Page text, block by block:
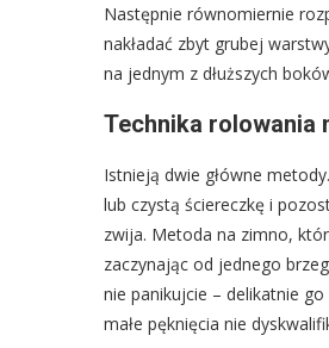
Następnie równomiernie
nakładać zbyt grubej
na jednym z dłuższych
Technika rolowania
Istnieją dwie główne
lub czystą ściereczkę i
zwija. Metoda na zimno,
zaczynając od jednego
nie panikujcie – delikatnie
małe pęknięcia nie